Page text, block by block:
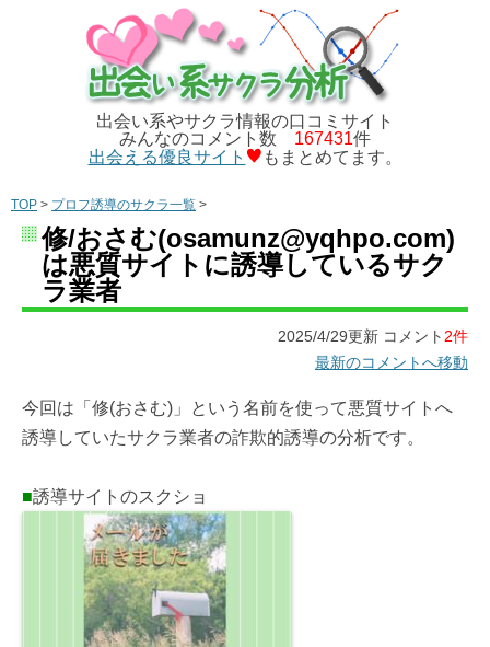
出会い系やサクラ情報の口コミサイト
みんなのコメント数 167431件
出会える優良サイト
もまとめてます。
TOP > プロフ誘導のサクラ一覧 >
修/おさむ(osamunz@yqhpo.com)
は悪質サイトに誘導しているサク
ラ業者
2025/4/29更新 コメント 2件
最新のコメントへ移動
今回は「修(おさむ)」という名前を使って悪質サイトへ
誘導していたサクラ業者の詐欺的誘導の分析です。
■誘導サイトのスクショ